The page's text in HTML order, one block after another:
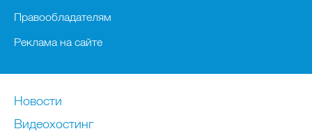
Правообладателям
Реклама на сайте
Новости
Видеохостинг